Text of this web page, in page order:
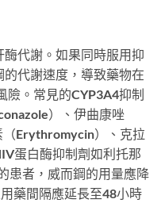
代謝。如果同時服用抑
代謝速度，導致藥物在
險。常見的CYP3A4抑制
）、伊曲康唑
（Erythromycin）、克拉
蛋白酶抑制劑如利托那
患者，威而鋼的用量應降
藥間隔應延長至48小時